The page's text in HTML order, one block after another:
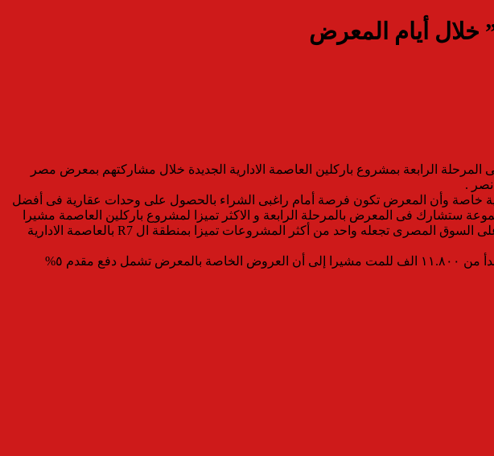
خلال أيام المعرض
الرابعة بمشروع باركلين العاصمة الادارية الجديدة خلال مشاركتهم بمعرض مصر
خاصة وأن المعرض تكون فرصة أمام راغبى الشراء بالحصول على وحدات عقارية فى أفضل
ستشارك فى المعرض بالمرحلة الرابعة و الاكثر تميزا لمشروع باركلين العاصمة مشيرا
إلى أن مبيعات المشروع بلغت ٧٥ % فى وقت قياسي نظرا لما يتمتع به المشروع من تصميم وفكر مبتكر وجديد على السوق المصرى تجعله واحد من أكثر المشروعات تميزا بمنطقة ال R7 بالعاصمة الادارية
وأوضح العتال ان مشروع باركلين يحتوى على ١١٠٠ وحدة سكنية متنوعة تبدأ من ١٢٠ وحتى ٣٣٥ متر بسعر متر يبدأ من ١١.٨٠٠ الف للمت مشيرا إلى أن العروض الخاصة بالمعرض تشمل دفع مقدم ٥%